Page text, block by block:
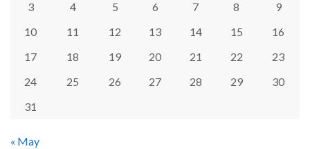
3
4 5 6 7 8
9
10
11 12 13 14 15
16
17
18 19 20 21 22
23
24
25 26 27 28 29
30
31
« May